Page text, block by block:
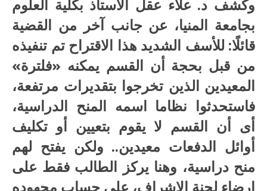
وكشف د. علاء عقل الأستاذ بكلية العلوم
بجامعة المنيا، عن جانب آخر من القضية
قائلًا: للأسف الشديد هذا الاقتراح تم تنفيذه
من قبل بحجة أن القسم يمكنه «فلترة»
المعيدين الذين تخرجوا بتقديرات مرتفعة،
فاستحدثوا نظاما اسمه المنح الدراسية،
أى أن القسم لا يقوم بتعيين أو تكليف
أوائل الدفعات معيدين.. ولكن يفتح لهم
منح دراسية، وهنا يركز الطالب فقط على
إرضاء لجنة الإشراف، على حساب مجهوده